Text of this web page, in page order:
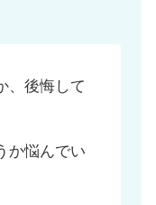
、後悔して
か悩んでい